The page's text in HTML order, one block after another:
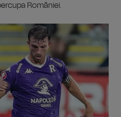
României.